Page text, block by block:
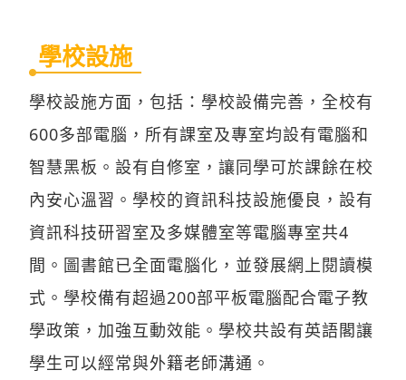
學校設施
學校設施方面，包括：學校設備完善，全校有
600多部電腦，所有課室及專室均設有電腦和
智慧黑板。設有自修室，讓同學可於課餘在校
內安心溫習。學校的資訊科技設施優良，設有
資訊科技研習室及多媒體室等電腦專室共4
間。圖書館已全面電腦化，並發展網上閱讀模
式。學校備有超過200部平板電腦配合電子教
學政策，加強互動效能。學校共設有英語閣讓
學生可以經常與外籍老師溝通。